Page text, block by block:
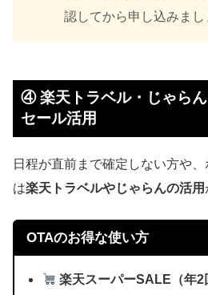
認してから申し込みまし
④ 楽天トラベル・じゃら
セール活用
日程が直前まで確定しない方や
は楽天トラベルやじゃらんの活用
OTAのお得な使い方
楽天スーパーSALE（年2